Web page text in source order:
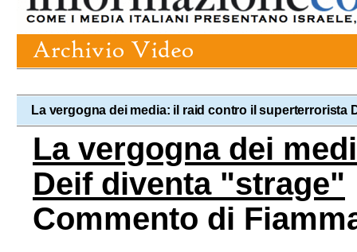
La vergogna dei media: il raid contro il superterrorista
La vergogna dei
Deif diventa "strage"
Commento di